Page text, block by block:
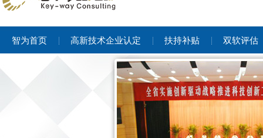
智为首页 高新技术企业认定 扶持补贴 双软评估